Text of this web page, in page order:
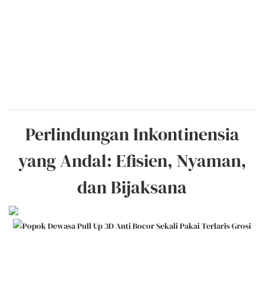
Perlindungan Inkontinensia
yang Andal: Efisien, Nyaman,
dan Bijaksana